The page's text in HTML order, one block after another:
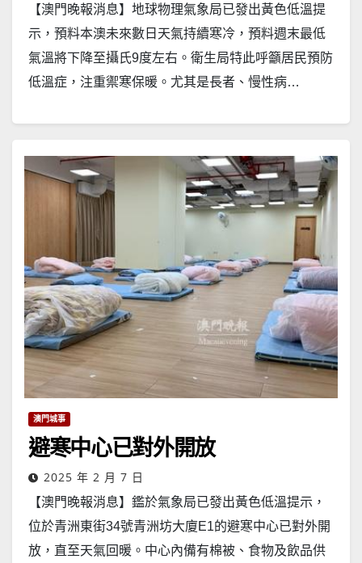
【澳門晚報消息】地球物理氣象局已發出黃色低溫提
示，預料本澳未來數日天氣持續寒冷，預料週末最低
氣溫將下降至攝氏9度左右。衛生局特此呼籲居民預防
低溫症，注重禦寒保暖。尤其是長者、慢性病…
澳門城事
避寒中心已對外開放
2025 年 2 月 7 日
【澳門晚報消息】鑑於氣象局已發出黃色低溫提示，
位於青洲東街34號青洲坊大廈E1的避寒中心已對外開
放，直至天氣回暖。中心內備有棉被、食物及飲品供